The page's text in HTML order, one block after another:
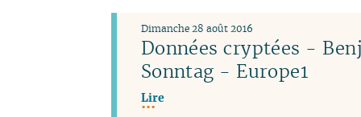
Données cryptées -
Sonntag - Europe1
Dimanche 28 août 2016
Lire